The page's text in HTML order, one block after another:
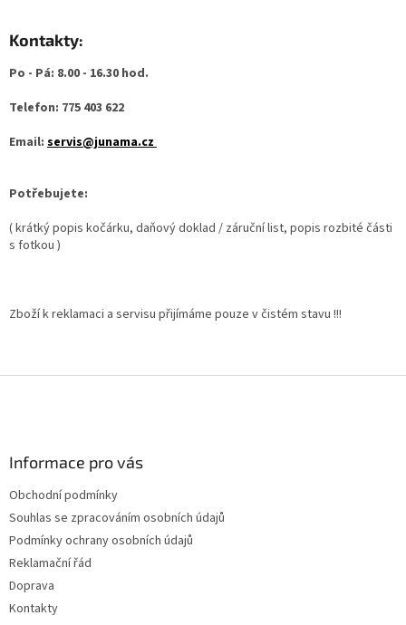
Kontakty:
Po - Pá: 8.00 - 16.30 hod.
Telefon: 775 403 622
Email: servis@junama.cz
Potřebujete:
( krátký popis kočárku, daňový doklad / záruční list, popis rozbité části
s fotkou )
Zboží k reklamaci a servisu přijímáme pouze v čistém stavu !!!
Informace pro vás
Obchodní podmínky
Souhlas se zpracováním osobních údajů
Podmínky ochrany osobních údajů
Reklamační řád
Doprava
Kontakty